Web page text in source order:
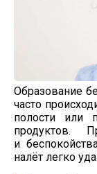
Образование
часто
полости или
продуктов.
и
налёт легко